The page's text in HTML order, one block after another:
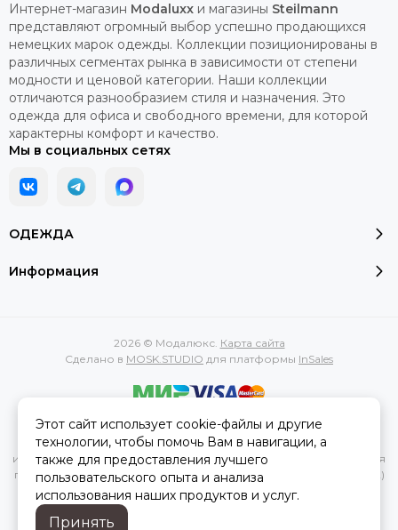
ОДЕЖДА
Информация
Интернет-магазин Modaluxx и магазины Steilmann
представляют огромный выбор успешно продающихся
немецких марок одежды. Коллекции позиционированы в
различных сегментах рынка в зависимости от степени
модности и ценовой категории. Наши коллекции
отличаются разнообразием стиля и назначения. Это
одежда для офиса и свободного времени, для которой
характерны комфорт и качество.
Мы в социальных сетях
2026 © Модалюкс. Карта сайта
Сделано в MOSK.STUDIO для платформы InSales
Вся представленная на сайте информация, касающаяся
характеристик, стоимости товаров и услуг, носит
информационный характер и ни при каких условиях не является
публичной офертой, определяемой положениями Статьи 437(2)
Гражданского кодекса РФ.
Этот сайт использует cookie-файлы и другие
технологии, чтобы помочь Вам в навигации, а
также для предоставления лучшего
пользовательского опыта и анализа
использования наших продуктов и услуг.
Принять